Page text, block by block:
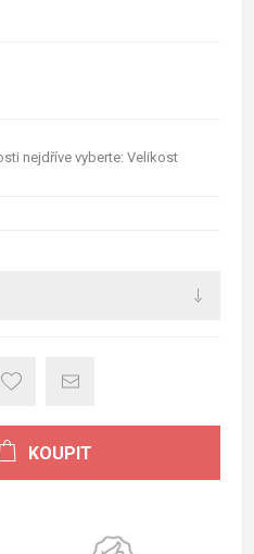
nejdříve vyberte: Velikost
KOUPIT